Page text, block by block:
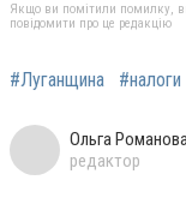
Якщо ви помітили помилку,
повідомити про це редакцію
#Луганщина #налоги
Ольга
редактор